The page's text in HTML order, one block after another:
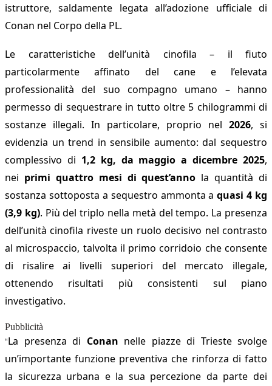
istruttore, saldamente legata all’adozione ufficiale di
Conan nel Corpo della PL.
Le caratteristiche dell’unità cinofila – il fiuto
particolarmente affinato del cane e l’elevata
professionalità del suo compagno umano – hanno
permesso di sequestrare in tutto oltre 5 chilogrammi di
sostanze illegali. In particolare, proprio nel 2026, si
evidenzia un trend in sensibile aumento: dal sequestro
complessivo di 1,2 kg, da maggio a dicembre 2025,
nei primi quattro mesi di quest’anno la quantità di
sostanza sottoposta a sequestro ammonta aquasi 4 kg
(3,9 kg). Più del triplo nella metà del tempo. La presenza
dell’unità cinofila riveste un ruolo decisivo nel contrasto
al microspaccio, talvolta il primo corridoio che consente
di risalire ai livelli superiori del mercato illegale,
ottenendo risultati più consistenti sul piano
investigativo.
Pubblicità
“La presenza di Conan nelle piazze di Trieste svolge
un’importante funzione preventiva che rinforza di fatto
la sicurezza urbana e la sua percezione da parte dei